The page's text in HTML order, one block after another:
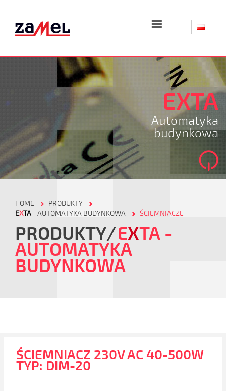
☰
EXTA
Automatyka
budynkowa
HOME
PRODUKTY
EXTA - AUTOMATYKA BUDYNKOWA ŚCIEMNIACZE
PRODUKTY EXTA -
AUTOMATYKA
BUDYNKOWA
ŚCIEMNIACZ 230V AC 40-500W
TYP: DIM-20